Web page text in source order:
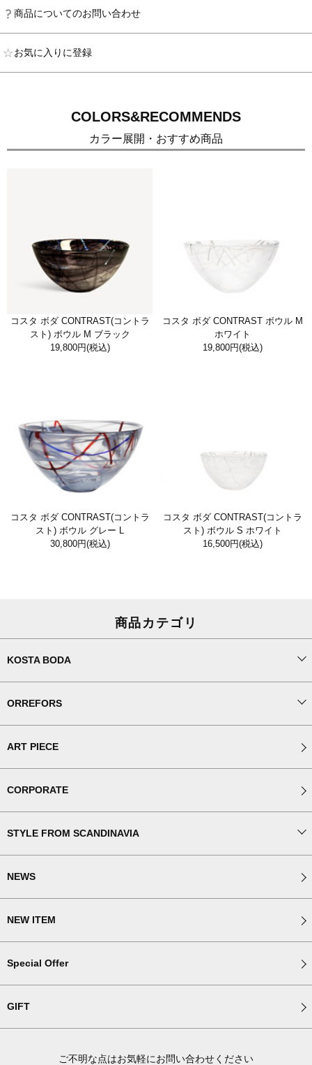
商品についてのお問い合わせ
お気に入りに登録
COLORS&RECOMMENDS
カラー展開・おすすめ商品
コスタ ボダ CONTRAST(コントラ
スト) ボウル M ブラック
19,800円(税込)
コスタ ボダ CONTRAST ボウル M
ホワイト
19,800円(税込)
コスタ ボダ CONTRAST(コントラ
スト) ボウル グレー L
30,800円(税込)
コスタ ボダ CONTRAST(コントラ
スト) ボウル S ホワイト
16,500円(税込)
商品カテゴリ
KOSTA BODA
ORREFORS
ART PIECE
CORPORATE
STYLE FROM SCANDINAVIA
NEWS
NEW ITEM
Special Offer
GIFT
ご不明な点はお気軽にお問い合わせください